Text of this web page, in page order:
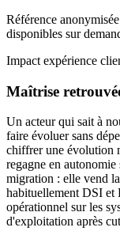
Référence
disponibles sur
Impact expérience
Maîtrise
Un acteur qui sait à
faire évoluer sans
chiffrer une évolution
regagne en
migration : elle vend
habituellement DSI et
opérationnel sur les
d'exploitation après